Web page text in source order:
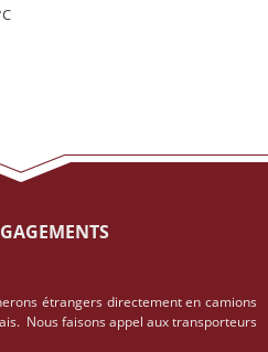
étrangers directement en camions
Nous faisons appel aux transporteurs